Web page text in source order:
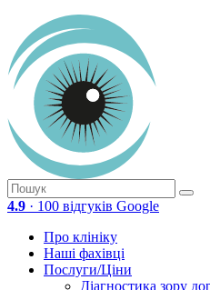
4.9 · 100 відгуків Google
Про клініку
Наші фахівці
Послуги/Ціни
Діагностика зору